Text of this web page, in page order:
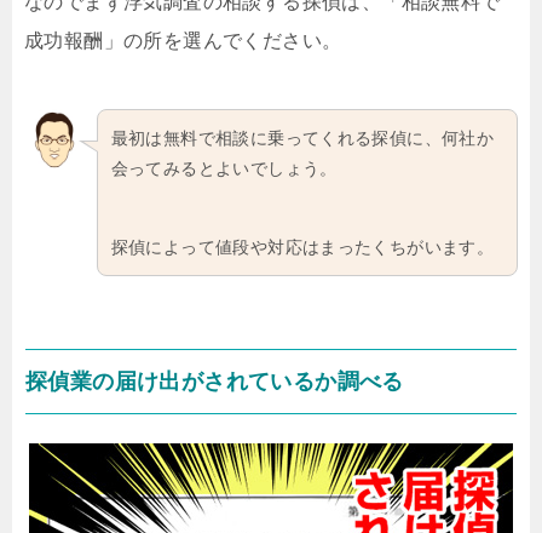
成功報酬」の所を選んでください。
最初は無料で相談に乗ってくれる探偵に、何社か
会ってみるとよいでしょう。
探偵によって値段や対応はまったくちがいます。
探偵業の届け出がされているか調べる